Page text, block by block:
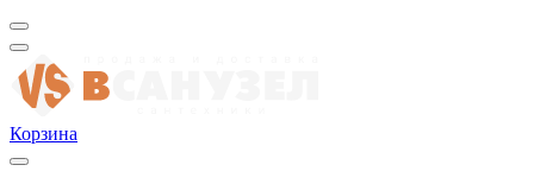
Корзина